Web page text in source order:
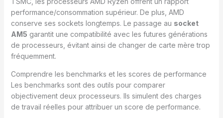
performance/consommation supérieur. De plus, AMD
conserve ses sockets longtemps. Le passage au socket
AM5 garantit une compatibilité avec les futures générations
de processeurs, évitant ainsi de changer de carte mère trop
fréquemment.
Comprendre les benchmarks et les scores de performance
Les benchmarks sont des outils pour comparer
objectivement deux processeurs. Ils simulent des charges
de travail réelles pour attribuer un score de performance.